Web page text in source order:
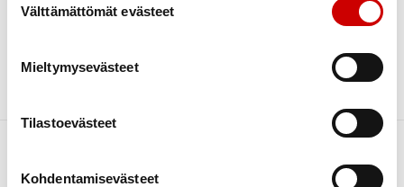
Välttämättömät evästeet
Mieltymysevästeet
Tilastoevästeet
Kohdentamisevästeet
torstai klo 12.30-13.45 koulu liikuntahallin kuntosalilla. Ohjaajana kunnan
Kuusela p. 0400 243502.